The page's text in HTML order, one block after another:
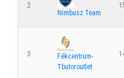
2
Nimbusz Team
3
Fékcentrum-
Tbutoroutlet